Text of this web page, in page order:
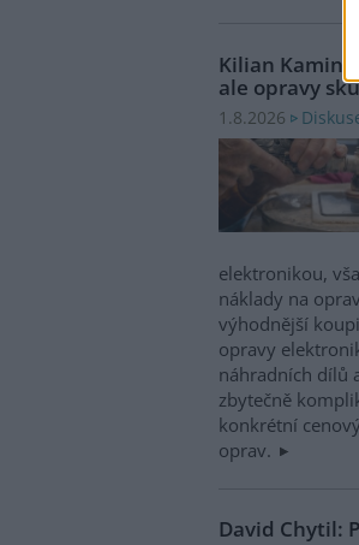
Kilian
ale opravy
1.8.2026
elektronikou,
náklady na
výhodnější
opravy
náhradních dílů
zbytečně
konkrétní
oprav.
David Chytil: